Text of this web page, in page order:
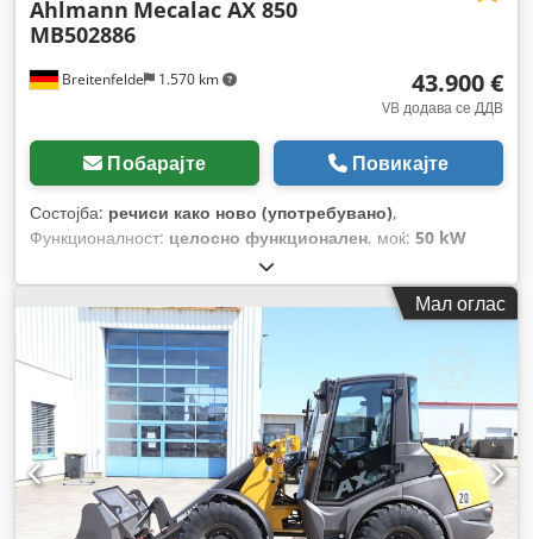
Breitenfelde 1.570 km
Ahlmann Mecalac AX 850
MB502886
43.900 €
VB додава се ДДВ
Побарајте Повикајте
Состојба: речиси како ново (употребувано),
Функционалност: целосно функционален, моќ: 50 kW
, тип на гориво:
тежина:5.050 кг, големина на гумата:405/70 R 18, Година
на изградба:2023, работни часови:150 h, Опрема:UVV
безбедносна проверка, дополнителни фарови, заден
подигнувач, кабина, палетни виљушки, стандардна
лопата, хидраулични системи
Мал оглас